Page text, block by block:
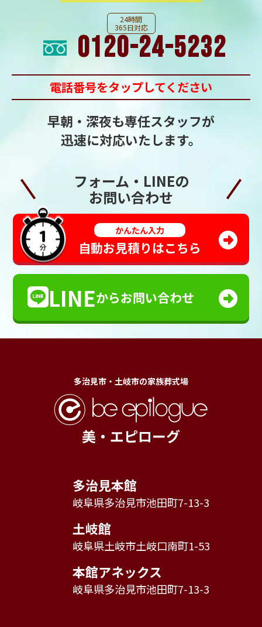
24時間
365日対応
0120-24-5232
電話番号をタップしてください
早朝・深夜も専任スタッフが
迅速に対応いたします。
フォーム・LINEの
お問い合わせ
かんたん入力
自動お見積りはこちら
LINEからお問い合わせ
多治見市・土岐市の家族葬式場
美・エピローグ
多治見本館
岐阜県多治見市池田町7-13-3
土岐館
岐阜県土岐市土岐口南町1-53
本館アネックス
岐阜県多治見市池田町7-13-3